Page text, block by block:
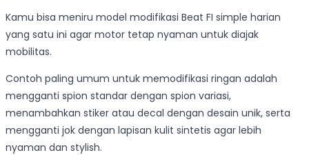
Kamu bisa meniru model modifikasi Beat FI simple harian
yang satu ini agar motor tetap nyaman untuk diajak
mobilitas.
Contoh paling umum untuk memodifikasi ringan adalah
mengganti spion standar dengan spion variasi,
menambahkan stiker atau decal dengan desain unik, serta
mengganti jok dengan lapisan kulit sintetis agar lebih
nyaman dan stylish.